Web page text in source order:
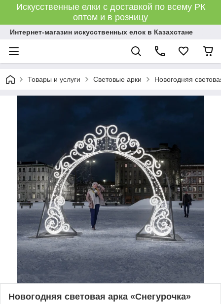
Искусственные елки с доставкой по всему РК
оптом и в розницу
Интернет-магазин искусственных елок в Казахстане
Товары и услуги Световые арки Новогодняя
Новогодняя световая арка «Снегурочка»